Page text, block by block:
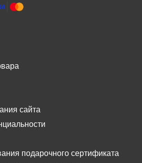
сайта
подарочного сертификата